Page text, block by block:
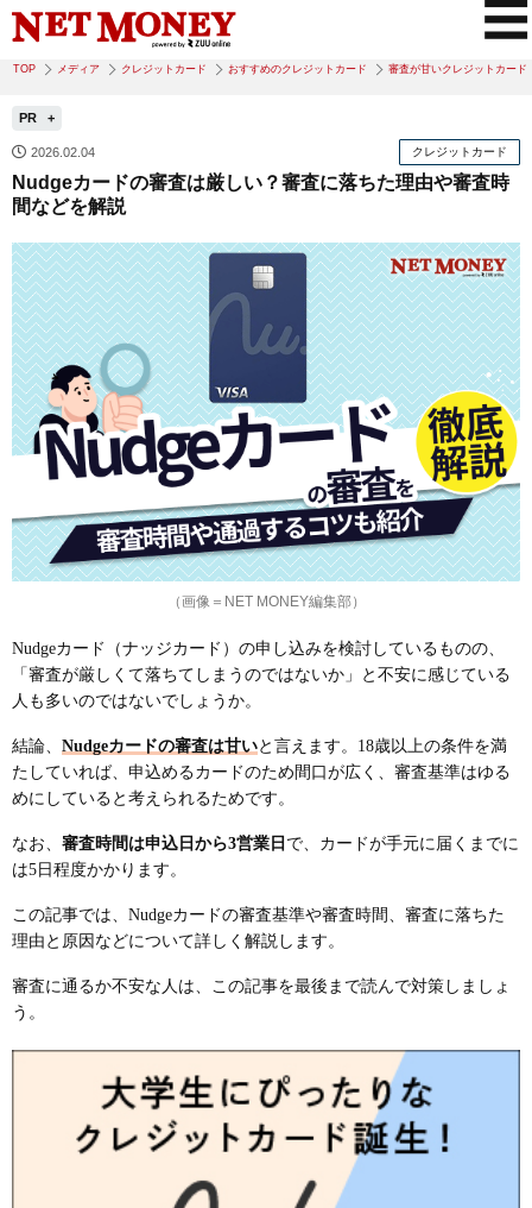
TOP メディア クレジットカード おすすめのクレジットカード 審査が甘いクレジットカード
PR
2026.02.04 クレジットカード
Nudgeカードの審査は厳しい？審査に落ちた理由や審査時
間などを解説
（画像＝NET MONEY編集部）
Nudgeカード（ナッジカード）の申し込みを検討しているものの、
「審査が厳しくて落ちてしまうのではないか」と不安に感じている
人も多いのではないでしょうか。
結論、 Nudgeカードの審査は甘いと言えます。18歳以上の条件を満
たしていれば、申込めるカードのため間口が広く、審査基準はゆる
めにしていると考えられるためです。
なお、 審査時間は申込日から3営業日 で、カードが手元に届くまでに
は5日程度かかります。
この記事では、Nudgeカードの審査基準や審査時間、審査に落ちた
理由と原因などについて詳しく解説します。
審査に通るか不安な人は、この記事を最後まで読んで対策しましょ
う。